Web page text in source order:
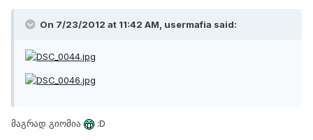
On 7/23/2012 at 11:42 AM, usermafia said:
მაგრად გიომია :D